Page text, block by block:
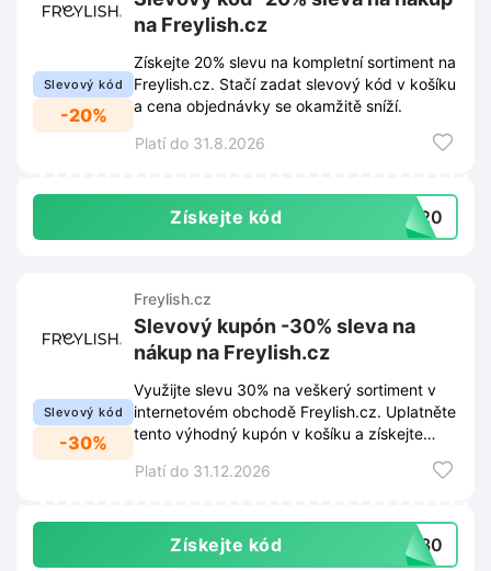
Slevový kód
-20%
na Freylish.cz
Získejte 20% slevu na kompletní sortiment na
Freylish.cz. Stačí zadat slevový kód v košíku
a cena objednávky se okamžitě sníží.
Platí do 31.8.2026
Získejte kód EY20
Slevový kód
-30%
Freylish.cz
Slevový kupón -30% sleva na
nákup na Freylish.cz
Využijte slevu 30% na veškerý sortiment v
internetovém obchodě Freylish.cz. Uplatněte
tento výhodný kupón v košíku a získejte
Platí do 31.12.2026
Získejte kód ND30